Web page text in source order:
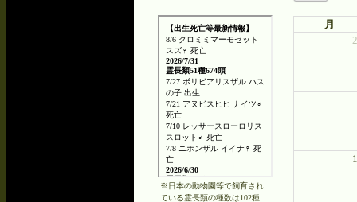
月
※日本の動物園等で飼育され
ている霊長類の種数は102種